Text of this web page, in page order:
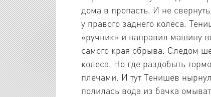
дома в пропасть. И не
у правого заднего колеса.
«ручник» и направил машину
самого края обрыва. Следом
колеса. Но где раздобыть
плечами. И тут Тенишев
полилась вода из бачка